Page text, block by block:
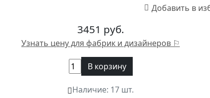
3451 руб.
Узнать цену для фабрик и дизайнеров ⚐
В корзину
Наличие: 17 шт.